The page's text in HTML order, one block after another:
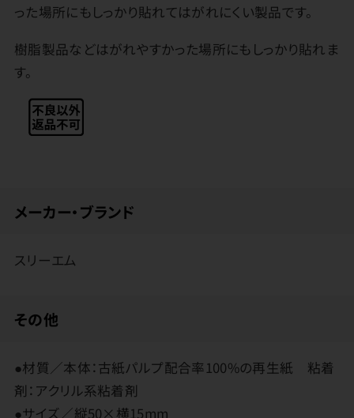
った場所にもしっかり貼れてはがれにくい製品です。
樹脂製品などはがれやすかった場所にもしっかり貼れま
す。
メーカー・ブランド
スリーエム
その他
●材質／本体：古紙パルプ配合率100%の再生紙 粘着
剤：アクリル系粘着剤
●サイズ／縦50×横15mm